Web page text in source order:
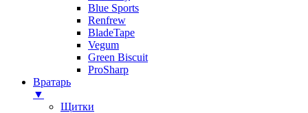
Blue Sports
Renfrew
BladeTape
Vegum
Green Biscuit
ProSharp
Вратарь
▼
Щитки